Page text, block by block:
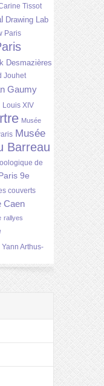
Tissot
Drawing Lab
Paris
Desmazières
Jouhet
Gaumy
Louis XIV
Musée
Musée
Barreau
de
9e
couverts
Caen
rallyes
Yann Arthus-